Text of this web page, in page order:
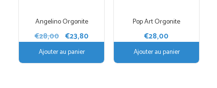
Angelino Orgonite
€28,00 Le
initial
était :
€23,80Le
actuel
est :
Ajouter au panier
Pop Art Orgonite
€28,00
Ajouter au panier